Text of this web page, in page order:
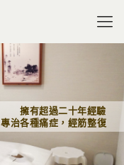
擁有超過二十年經驗
專治各種痛症，經筋整復